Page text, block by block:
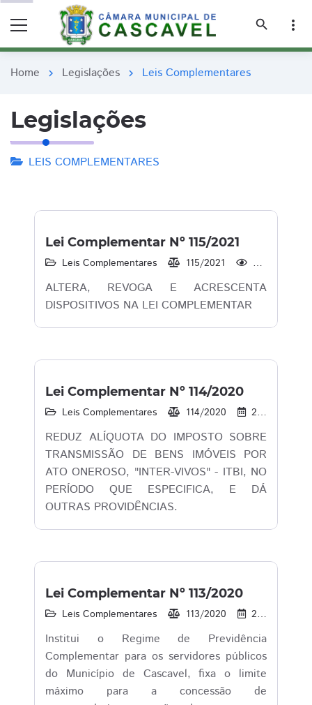
search
more_vert
Home chevron_right Legislações chevron_right Leis Complementares
Legislações
LEIS COMPLEMENTARES
Lei Complementar Nº 115/2021
Leis Complementares 115/2021 2.881
ALTERA, REVOGA E ACRESCENTA
DISPOSITIVOS NA LEI COMPLEMENTAR
Lei Complementar Nº 114/2020
Leis Complementares 114/2020 23/12/2020
REDUZ ALÍQUOTA DO IMPOSTO SOBRE
TRANSMISSÃO DE BENS IMÓVEIS POR
ATO ONEROSO, "INTER-VIVOS" - ITBI, NO
PERÍODO QUE ESPECIFICA, E DÁ
OUTRAS PROVIDÊNCIAS.
Lei Complementar Nº 113/2020
Leis Complementares 113/2020 20/11/2023
Institui o Regime de Previdência
Complementar para os servidores públicos
do Município de Cascavel, fixa o limite
máximo para a concessão de